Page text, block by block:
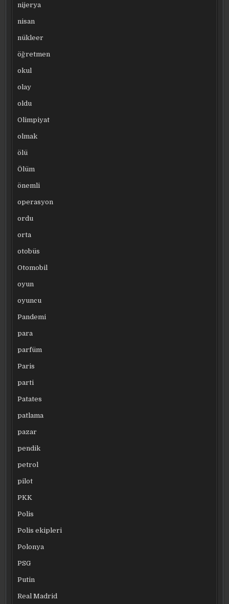
nijerya
nisan
nükleer
öğretmen
okul
olay
oldu
Olimpiyat
olmak
ölü
Ölüm
önemli
operasyon
ordu
orta
otobüs
Otomobil
oyun
oyuncu
Pandemi
para
parfüm
Paris
parti
Patates
patlama
pazar
pendik
petrol
pilot
PKK
Polis
Polis ekipleri
Polonya
PSG
Putin
Real Madrid